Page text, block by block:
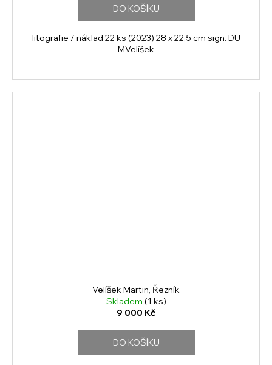
DO KOŠÍKU
litografie / náklad 22 ks (2023) 28 x 22,5 cm sign. DU
MVelíšek
Velíšek Martin, Řezník
Skladem (1 ks)
9 000 Kč
DO KOŠÍKU